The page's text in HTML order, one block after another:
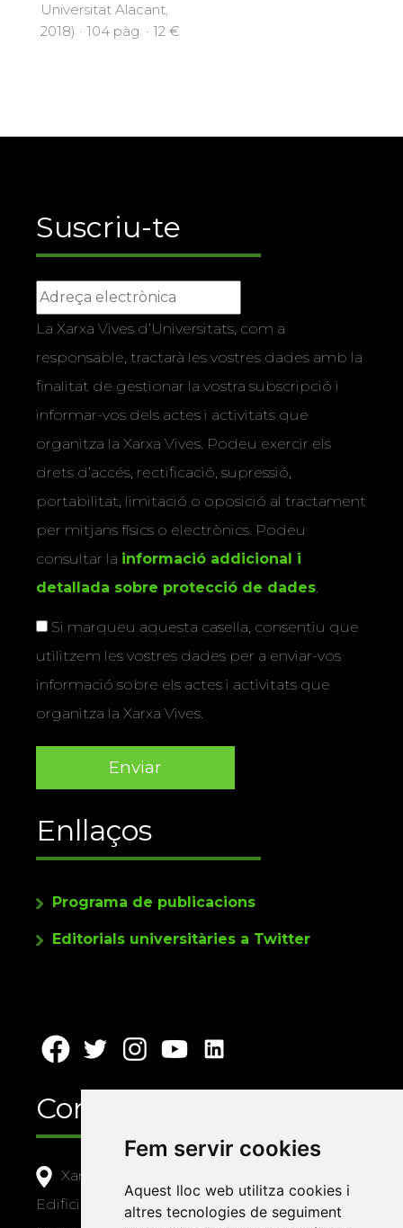
Fem servir cookies
Aquest lloc web utilitza cookies i
altres tecnologies de seguiment
Universitat Alacant,
2018) · 104 pàg. · 12 €
Suscriu-te
La Xarxa Vives d’Universitats, com a
responsable, tractarà les vostres dades amb la
finalitat de gestionar la vostra subscripció i
informar-vos dels actes i activitats que
organitza la Xarxa Vives. Podeu exercir els
drets d’accés, rectificació, supressió,
portabilitat, limitació o oposició al tractament
per mitjans físics o electrònics. Podeu
consultar la informació addicional i
detallada sobre protecció de dades.
Si marqueu aquesta casella, consentiu que
utilitzem les vostres dades per a enviar-vos
informació sobre els actes i activitats que
organitza la Xarxa Vives.
Enllaços
Programa de publicacions
Editorials universitàries a Twitter
Contacte
Xarxa Vives d'Universitats
Edifici Àgora